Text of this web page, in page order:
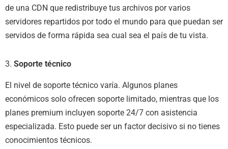
de una CDN que redistribuye tus archivos por varios
servidores repartidos por todo el mundo para que puedan ser
servidos de forma rápida sea cual sea el país de tu vista.
3. Soporte técnico
El nivel de soporte técnico varía. Algunos planes
económicos solo ofrecen soporte limitado, mientras que los
planes premium incluyen soporte 24/7 con asistencia
especializada. Esto puede ser un factor decisivo si no tienes
conocimientos técnicos.